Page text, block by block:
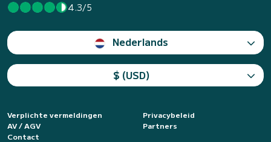
4.3/5
Nederlands
$ (USD)
Verplichte vermeldingen
Privacybeleid
AV / AGV
Partners
Contact